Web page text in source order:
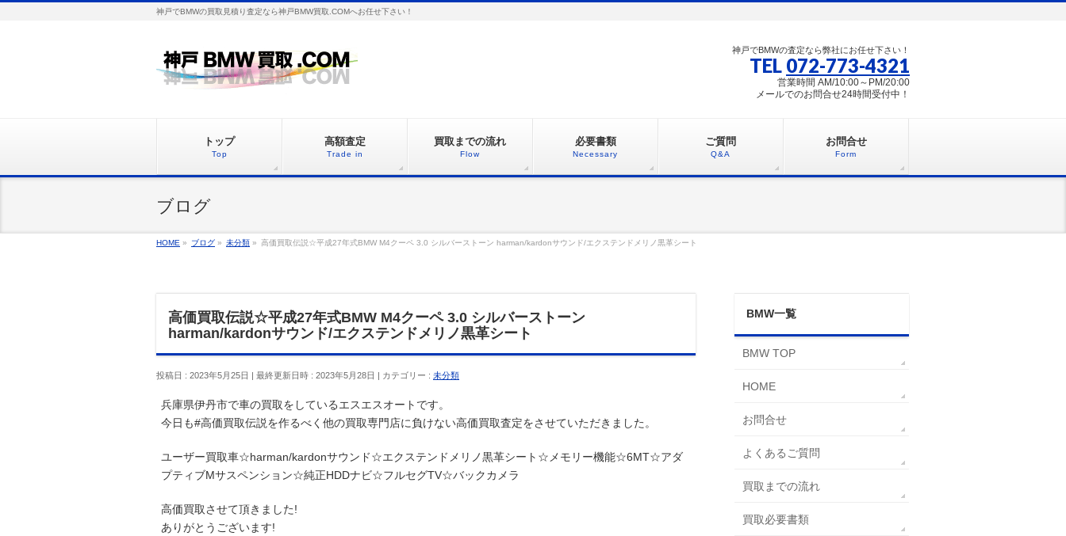
神戸でBMWの買取見積り査定なら神戸BMW買取.COMへお任せ下さい！
神戸でBMWの査定なら弊社にお任せ下さい！
TEL 072-773-4321
営業時間 AM/10:00～PM/20:00
メールでのお問合せ24時間受付中！
トップ
Top
高額査定
Trade in
買取までの流れ
Flow
必要書類
Necessary
ご質問
Q&A
お問合せ
Form
ブログ
HOME » ブログ » 未分類 » 高価買取伝説☆平成27年式BMW M4クーペ 3.0 シルバーストーン harman/kardonサウンド/エクステンドメリノ黒革シート
高価買取伝説☆平成27年式BMW M4クーペ 3.0 シルバーストーン
harman/kardonサウンド/エクステンドメリノ黒革シート
投稿日 : 2023年5月25日 最終更新日時 : 2023年5月28日 カテゴリー : 未分類
兵庫県伊丹市で車の買取をしているエスエスオートです。
今日も#高価買取伝説を作るべく他の買取専門店に負けない高価買取査定をさせていただきました。
ユーザー買取車☆harman/kardonサウンド☆エクステンドメリノ黒革シート☆メモリー機能☆6MT☆アダ
プティブMサスペンション☆純正HDDナビ☆フルセグTV☆バックカメラ
高価買取させて頂きました!
ありがとうございます!
BMW一覧
BMW TOP
HOME
お問合せ
よくあるご質問
買取までの流れ
買取必要書類